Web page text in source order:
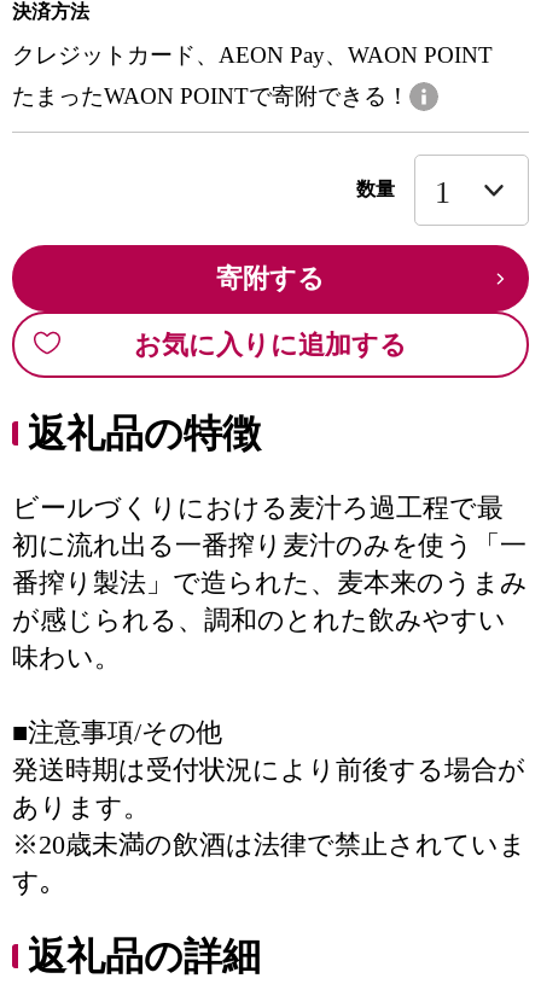
決済方法
クレジットカード、AEON Pay、WAON POINT
たまったWAON POINTで寄附できる！
数量
寄附する
お気に入りに追加する
返礼品の特徴
ビールづくりにおける麦汁ろ過工程で最
初に流れ出る一番搾り麦汁のみを使う「一
番搾り製法」で造られた、麦本来のうまみ
が感じられる、調和のとれた飲みやすい
味わい。
■注意事項/その他
発送時期は受付状況により前後する場合が
あります。
※20歳未満の飲酒は法律で禁止されていま
す｡
返礼品の詳細